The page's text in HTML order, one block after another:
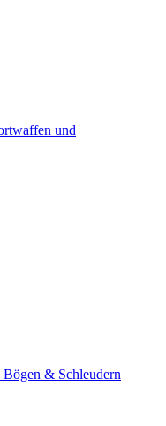
& Schleudern